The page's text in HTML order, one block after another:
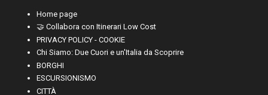
Home page
🤝 Collabora con Itinerari Low Cost
PRIVACY POLICY - COOKIE
Chi Siamo: Due Cuori e un'Italia da Scoprire
BORGHI
ESCURSIONISMO
CITTÀ